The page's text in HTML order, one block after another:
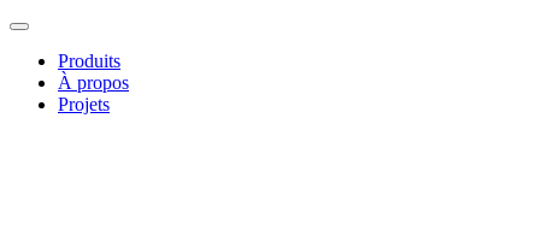
Produits
À propos
Projets